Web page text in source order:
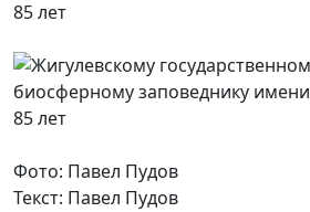
Фото: Павел Пудов
Текст: Павел Пудов